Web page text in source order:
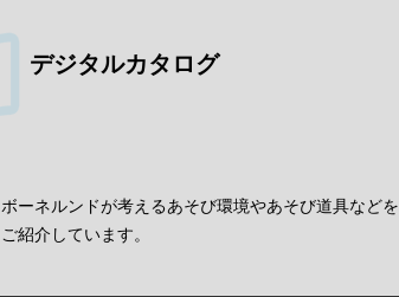
デジタルカタログ
ボーネルンドが考えるあそび環境やあそび道具などを
ご紹介しています。